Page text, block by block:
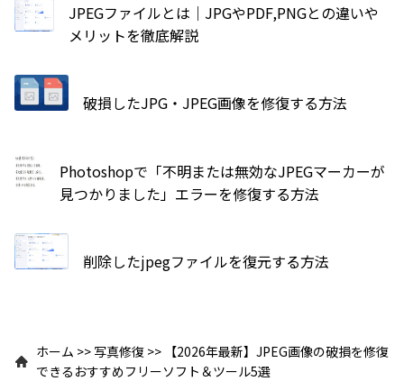
JPEGファイルとは｜JPGやPDF,PNGとの違いや
メリットを徹底解説
破損したJPG・JPEG画像を修復する方法
Photoshopで「不明または無効なJPEGマーカーが
見つかりました」エラーを修復する方法
削除したjpegファイルを復元する方法
ホーム >> 写真修復 >> 【2026年最新】JPEG画像の破損を修復
できるおすすめフリーソフト＆ツール5選